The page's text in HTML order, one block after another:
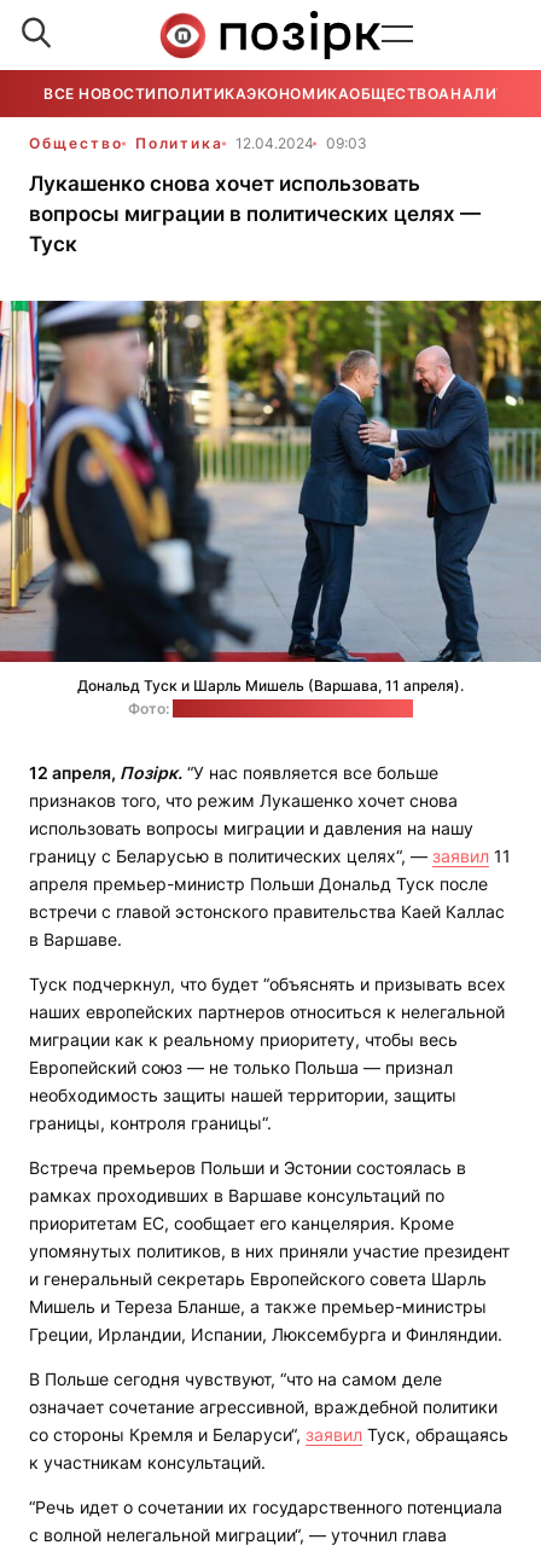
ВСЕ НОВОСТИ ПОЛИТИКАЭКОНОМИКАОБЩЕСТВОАНАЛИТИКА
Общество Политика 12.04.2024 09:03
Лукашенко снова хочет использовать
вопросы миграции в политических целях —
Туск
Дональд Туск и Шарль Мишель (Варшава, 11 апреля).
Фото:
12 апреля, Позірк. “У нас появляется все больше
признаков того, что режим Лукашенко хочет снова
использовать вопросы миграции и давления на нашу
границу с Беларусью в политических целях“, — заявил 11
апреля премьер-министр Польши Дональд Туск после
встречи с главой эстонского правительства Каей Каллас
в Варшаве.
Туск подчеркнул, что будет “объяснять и призывать всех
наших европейских партнеров относиться к нелегальной
миграции как к реальному приоритету, чтобы весь
Европейский союз — не только Польша — признал
необходимость защиты нашей территории, защиты
границы, контроля границы“.
Встреча премьеров Польши и Эстонии состоялась в
рамках проходивших в Варшаве консультаций по
приоритетам ЕС, сообщает его канцелярия. Кроме
упомянутых политиков, в них приняли участие президент
и генеральный секретарь Европейского совета Шарль
Мишель и Тереза Бланше, а также премьер-министры
Греции, Ирландии, Испании, Люксембурга и Финляндии.
В Польше сегодня чувствуют, “что на самом деле
означает сочетание агрессивной, враждебной политики
со стороны Кремля и Беларуси“, заявил Туск, обращаясь
к участникам консультаций.
“Речь идет о сочетании их государственного потенциала
с волной нелегальной миграции“, — уточнил глава